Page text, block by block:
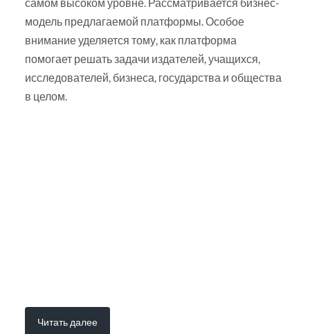
самом высоком уровне. Рассматривается бизнес-
модель предлагаемой платформы. Особое
внимание уделяется тому, как платформа
помогает решать задачи издателей, учащихся,
исследователей, бизнеса, государства и общества
в целом.
Читать далее